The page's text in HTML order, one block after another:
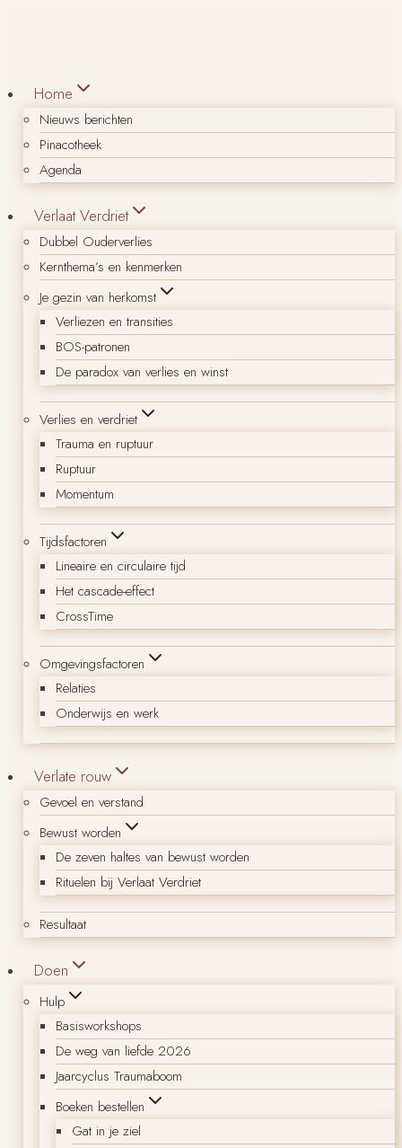
Home
Nieuws berichten
Pinacotheek
Agenda
Verlaat Verdriet
Dubbel Ouderverlies
Kernthema’s en kenmerken
Je gezin van herkomst
Verliezen en transities
BOS-patronen
De paradox van verlies en winst
Verlies en verdriet
Trauma en ruptuur
Ruptuur
Momentum
Tijdsfactoren
Lineaire en circulaire tijd
Het cascade-effect
CrossTime
Omgevingsfactoren
Relaties
Onderwijs en werk
Verlate rouw
Gevoel en verstand
Bewust worden
De zeven haltes van bewust worden
Rituelen bij Verlaat Verdriet
Resultaat
Doen
Hulp
Basisworkshops
De weg van liefde 2026
Jaarcyclus Traumaboom
Boeken bestellen
Gat in je ziel